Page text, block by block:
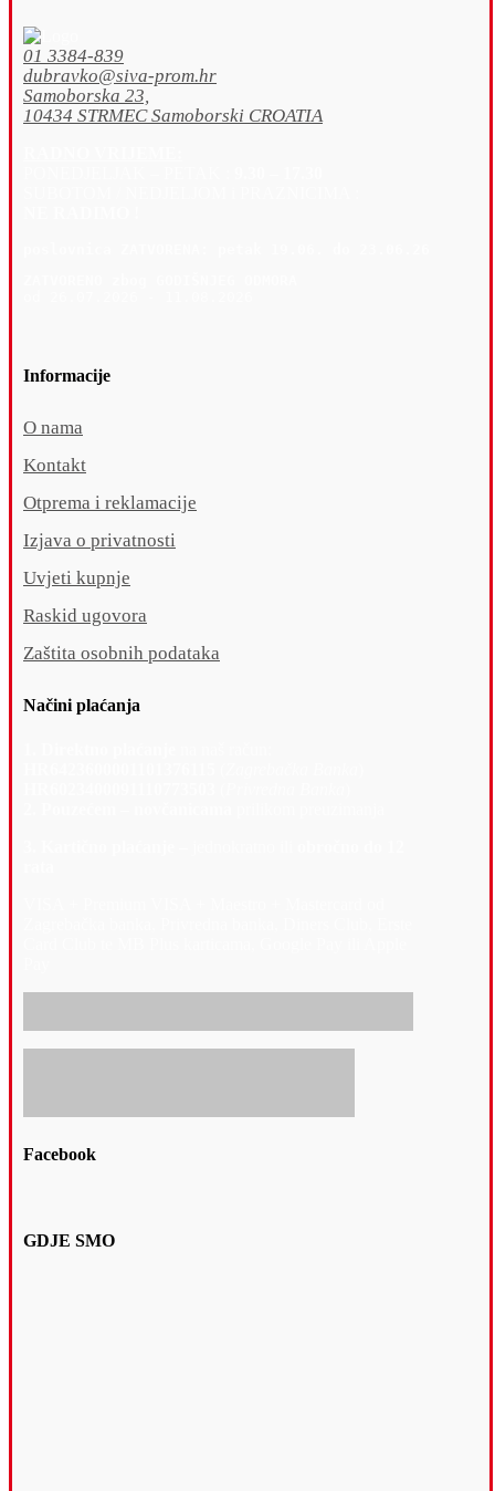
01 3384-839
dubravko@siva-prom.hr
Samoborska 23,
10434 STRMEC Samoborski CROATIA
Informacije
O nama
Kontakt
Otprema i reklamacije
Izjava o privatnosti
Uvjeti kupnje
Raskid ugovora
Zaštita osobnih podataka
Načini plaćanja
Facebook
GDJE SMO